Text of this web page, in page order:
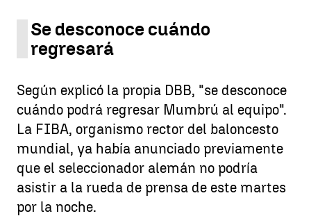
Se desconoce cuándo
regresará
Según explicó la propia DBB, "se desconoce
cuándo podrá regresar Mumbrú al equipo".
La FIBA, organismo rector del baloncesto
mundial, ya había anunciado previamente
que el seleccionador alemán no podría
asistir a la rueda de prensa de este martes
por la noche.